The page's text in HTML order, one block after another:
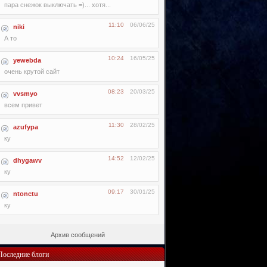
пара снежок выключать =)... хотя...
niki 06/06/25
11:10
А то
yewebda 16/05/25
10:24
очень крутой сайт
vvsmyo 20/03/25
08:23
всем привет
azufypa 28/02/25
11:30
ку
dhygawv 12/02/25
14:52
ку
ntonctu 30/01/25
09:17
ку
Архив сообщений
блоги